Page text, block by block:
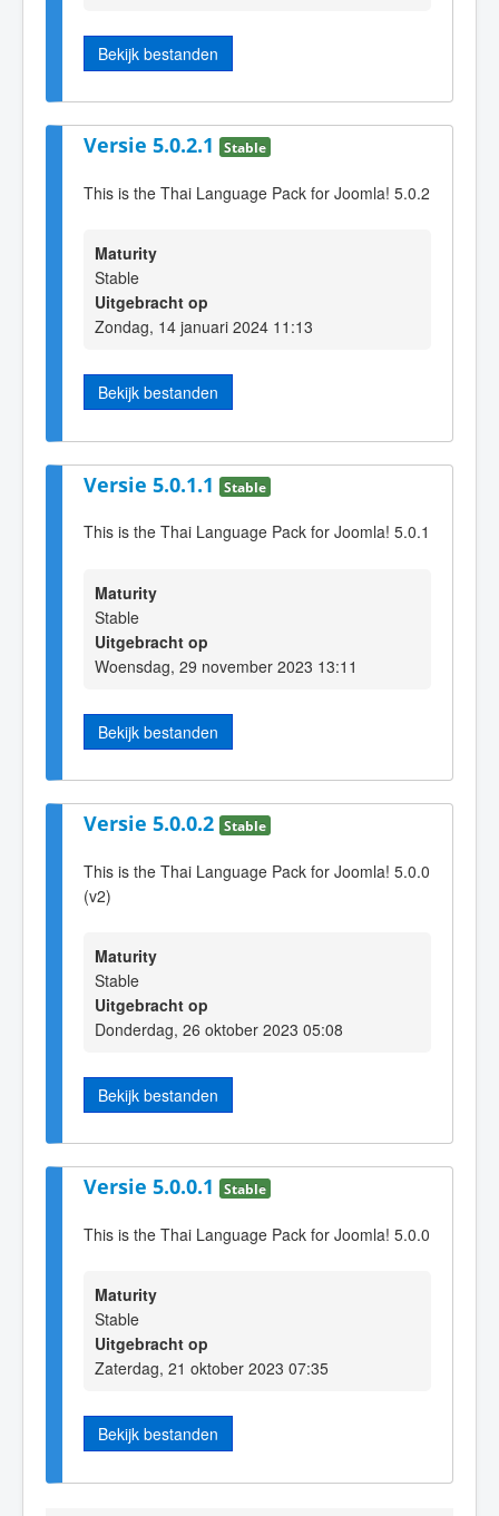
Bekijk bestanden
Versie 5.0.2.1 Stable
This is the Thai Language Pack for Joomla! 5.0.2
Maturity
Stable
Uitgebracht op
Zondag, 14 januari 2024 11:13
Bekijk bestanden
Versie 5.0.1.1 Stable
This is the Thai Language Pack for Joomla! 5.0.1
Maturity
Stable
Uitgebracht op
Woensdag, 29 november 2023 13:11
Bekijk bestanden
Versie 5.0.0.2 Stable
This is the Thai Language Pack for Joomla! 5.0.0
(v2)
Maturity
Stable
Uitgebracht op
Donderdag, 26 oktober 2023 05:08
Bekijk bestanden
Versie 5.0.0.1 Stable
This is the Thai Language Pack for Joomla! 5.0.0
Maturity
Stable
Uitgebracht op
Zaterdag, 21 oktober 2023 07:35
Bekijk bestanden